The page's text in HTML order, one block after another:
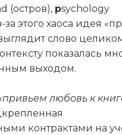
(остров), psychology
этого хаоса идея
слово
показалась
выходом.
любовь к
контрактами на